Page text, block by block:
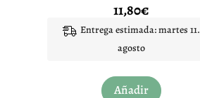
Valorado
con
de 5
11,80€
Entrega estimada: martes 11.
agosto
Añadir